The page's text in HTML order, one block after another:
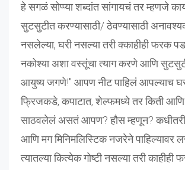
हे सगळं सोप्प्या शब्दांत सांगायचं तर म्हणजे
सुटसुटीत करण्यासाठी/ ठेवण्यासाठी
नसलेल्या, घरी नसल्या तरी क्काहीही फरक
नकोश्या अशा वस्तूंचा त्याग करणे आणि
आयुष्य जगणे!" आपण नीट पाहिलं आपल्याच
फ्रिजकडे, कपाटात, शेल्फमध्ये तर किती
साठवलेलं असतं आपण? हौस म्हणून?
आणि मग मिनिमलिस्टिक नजरेने
त्यातल्या कित्येक गोष्टी नसल्या तरी काहीही